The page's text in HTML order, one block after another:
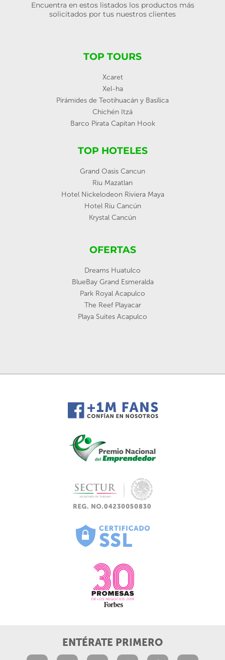
Encuentra en estos listados los productos más
solicitados por tus nuestros clientes
TOP TOURS
Xcaret
Xel-ha
Pirámides de Teotihuacán y Basílica
Chichén Itzá
Barco Pirata Capitan Hook
TOP HOTELES
Grand Oasis Cancun
Riu Mazatlan
Hotel Nickelodeon Riviera Maya
Hotel Riu Cancún
Krystal Cancún
OFERTAS
Dreams Huatulco
BlueBay Grand Esmeralda
Park Royal Acapulco
The Reef Playacar
Playa Suites Acapulco
ENTÉRATE PRIMERO